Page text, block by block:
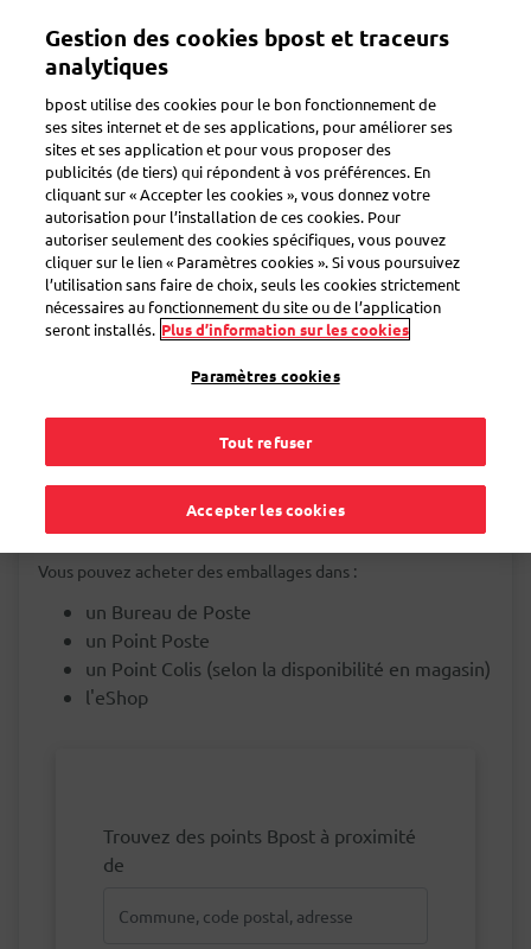
contenu
Toggle navigation
Préparer un colis
Puis-je acheter
quelque part un
emballage pour mon
retour ?
Vous pouvez acheter des emballages dans :
un Bureau de Poste
un Point Poste
un Point Colis (selon la disponibilité en magasin)
l'eShop
Trouvez des points Bpost à proximité
de
Gestion des cookies bpost et traceurs
analytiques
bpost utilise des cookies pour le bon fonctionnement de
ses sites internet et de ses applications, pour améliorer ses
sites et ses application et pour vous proposer des
publicités (de tiers) qui répondent à vos préférences. En
cliquant sur « Accepter les cookies », vous donnez votre
autorisation pour l’installation de ces cookies. Pour
autoriser seulement des cookies spécifiques, vous pouvez
cliquer sur le lien « Paramètres cookies ». Si vous poursuivez
l’utilisation sans faire de choix, seuls les cookies strictement
nécessaires au fonctionnement du site ou de l’application
seront installés. Plus d’information sur les cookies
Paramètres cookies
Tout refuser
Accepter les cookies